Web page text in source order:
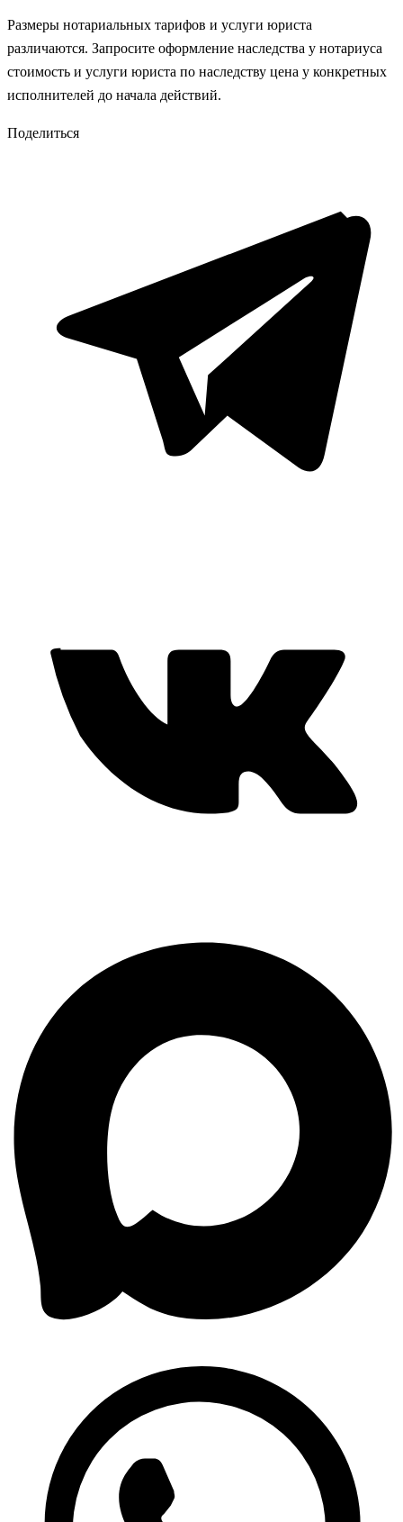
Размеры нотариальных тарифов и услуги юриста
различаются. Запросите оформление наследства у нотариуса
стоимость и услуги юриста по наследству цена у конкретных
исполнителей до начала действий.
Поделиться